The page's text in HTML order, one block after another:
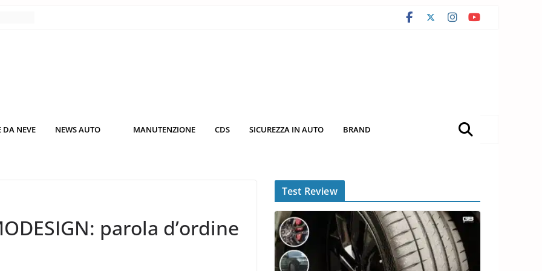
DA NEVE NEWS AUTO MANUTENZIONE CDS SICUREZZA IN AUTO BRAND
parola d’ordine
Test Review